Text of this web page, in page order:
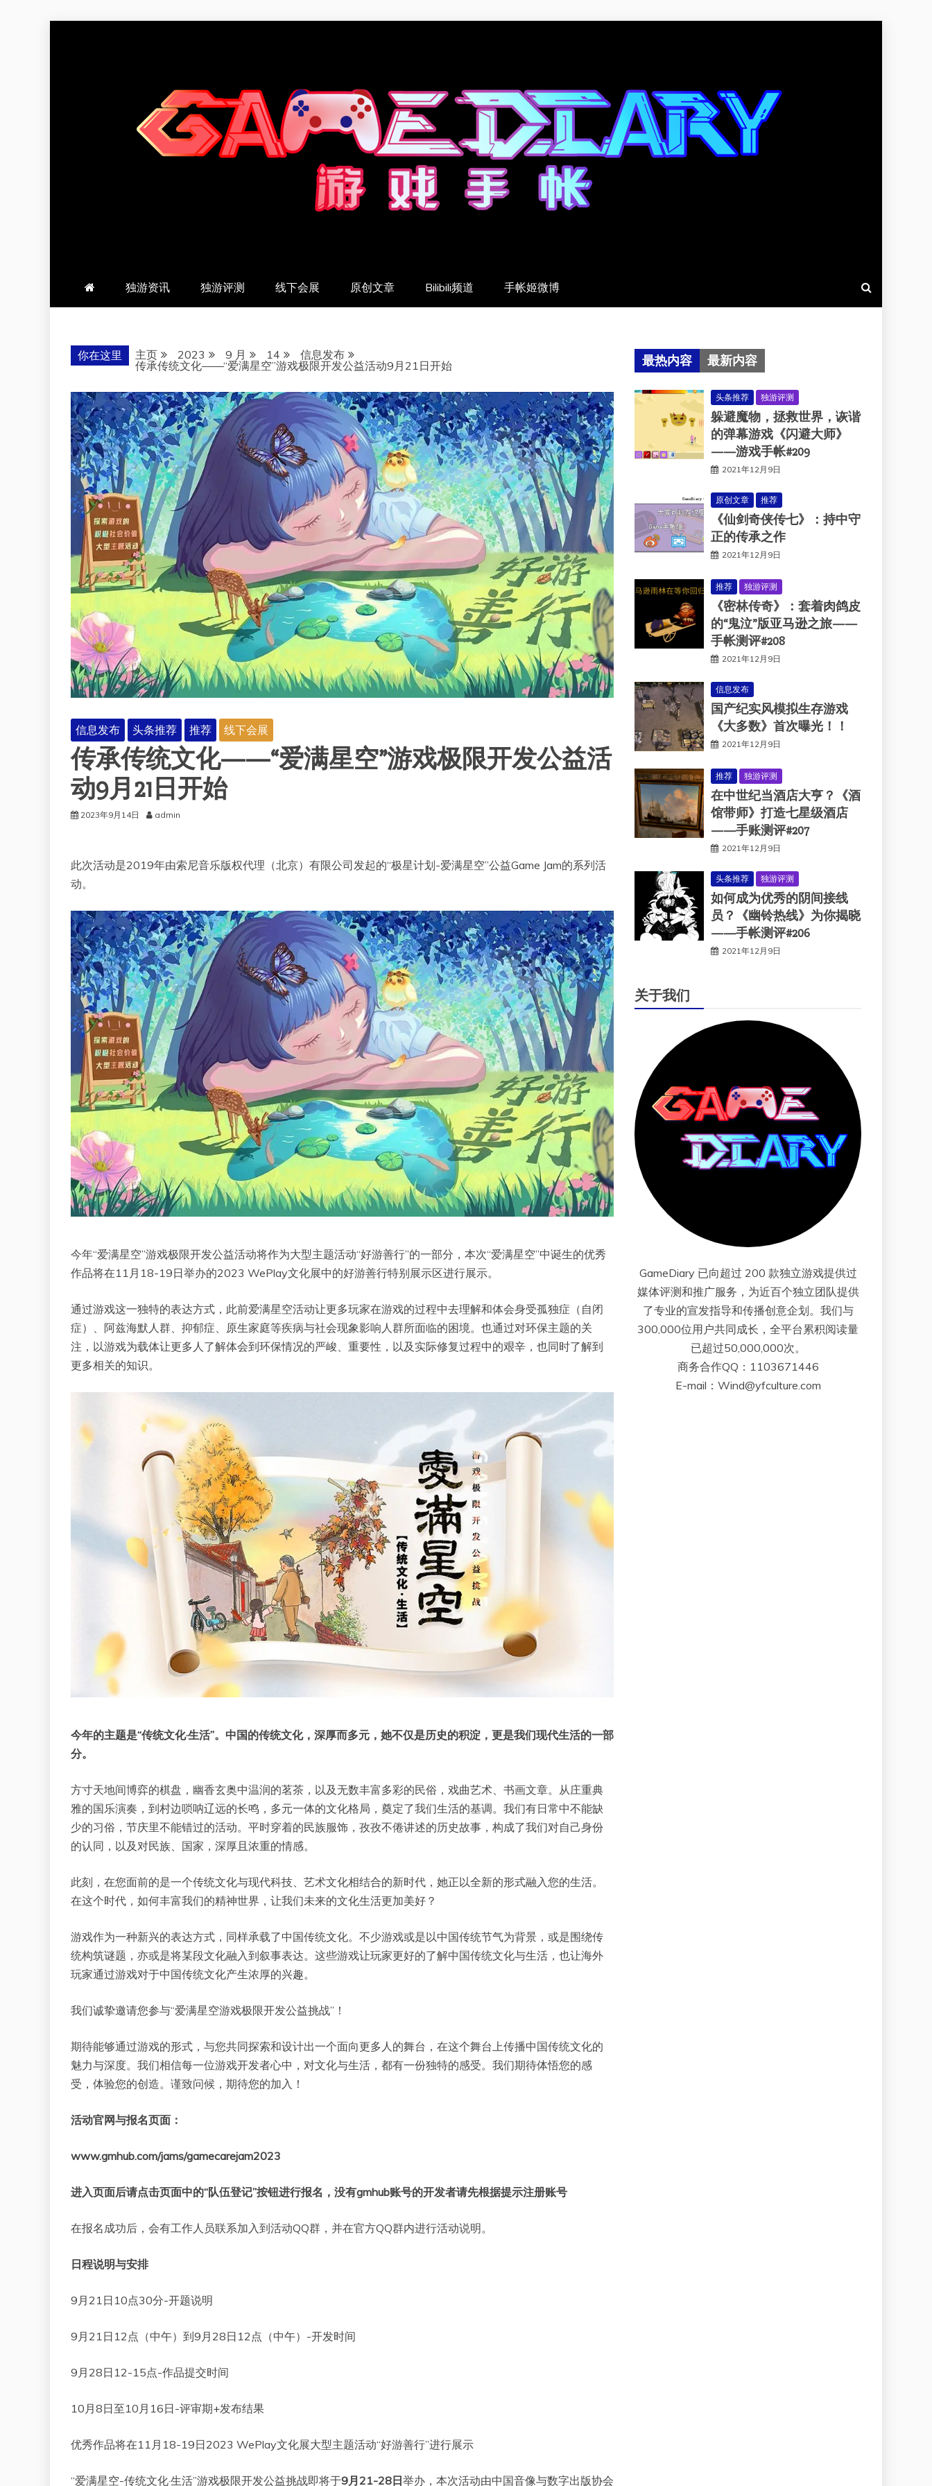
羽风手帐姬
独游资讯 独游评测 线下会展 原创文章 Bilibili频道 手帐姬微博
你在这里 主页 2023 9 月 14
信息发布
传承传统文化——“爱满星空”游戏极限开发公益活动9月21日开始
信息发布 头条推荐 推荐 线下会展
传承传统文化——“爱满星空”游戏极限开发公益活
动9月21日开始
2023年9月14日 admin
此次活动是2019年由索尼音乐版权代理（北京）有限公司发起的“极星计划-爱满星空”公益Game Jam的系列活
动。
今年“爱满星空”游戏极限开发公益活动将作为大型主题活动“好游善行”的一部分，本次“爱满星空”中诞生的优秀
作品将在11月18-19日举办的2023 WePlay文化展中的好游善行特别展示区进行展示。
通过游戏这一独特的表达方式，此前爱满星空活动让更多玩家在游戏的过程中去理解和体会身受孤独症（自闭
症）、阿兹海默人群、抑郁症、原生家庭等疾病与社会现象影响人群所面临的困境。也通过对环保主题的关
注，以游戏为载体让更多人了解体会到环保情况的严峻、重要性，以及实际修复过程中的艰辛，也同时了解到
更多相关的知识。
今年的主题是“传统文化·生活”。中国的传统文化，深厚而多元，她不仅是历史的积淀，更是我们现代生活的一部
分。
方寸天地间博弈的棋盘，幽香玄奥中温润的茗茶，以及无数丰富多彩的民俗，戏曲艺术、书画文章。从庄重典
雅的国乐演奏，到村边唢呐辽远的长鸣，多元一体的文化格局，奠定了我们生活的基调。我们有日常中不能缺
少的习俗，节庆里不能错过的活动。平时穿着的民族服饰，孜孜不倦讲述的历史故事，构成了我们对自己身份
的认同，以及对民族、国家，深厚且浓重的情感。
此刻，在您面前的是一个传统文化与现代科技、艺术文化相结合的新时代，她正以全新的形式融入您的生活。
在这个时代，如何丰富我们的精神世界，让我们未来的文化生活更加美好？
游戏作为一种新兴的表达方式，同样承载了中国传统文化。不少游戏或是以中国传统节气为背景，或是围绕传
统构筑谜题，亦或是将某段文化融入到叙事表达。这些游戏让玩家更好的了解中国传统文化与生活，也让海外
玩家通过游戏对于中国传统文化产生浓厚的兴趣。
我们诚挚邀请您参与“爱满星空游戏极限开发公益挑战”！
期待能够通过游戏的形式，与您共同探索和设计出一个面向更多人的舞台，在这个舞台上传播中国传统文化的
魅力与深度。我们相信每一位游戏开发者心中，对文化与生活，都有一份独特的感受。我们期待体悟您的感
受，体验您的创造。谨致问候，期待您的加入！
活动官网与报名页面：
www.gmhub.com/jams/gamecarejam2023
进入页面后请点击页面中的“队伍登记”按钮进行报名，没有gmhub账号的开发者请先根据提示注册账号
在报名成功后，会有工作人员联系加入到活动QQ群，并在官方QQ群内进行活动说明。
日程说明与安排
9月21日10点30分-开题说明
9月21日12点（中午）到9月28日12点（中午）-开发时间
9月28日12-15点-作品提交时间
10月8日至10月16日-评审期+发布结果
优秀作品将在11月18-19日2023 WePlay文化展大型主题活动“好游善行”进行展示
“爱满星空-传统文化·生活”游戏极限开发公益挑战即将于9月 21-28日举办，本次活动由中国音像与数字出版协会
最热内容 最新内容
头条推荐 独游评测
躲避魔物，拯救世界，诙谐
的弹幕游戏《闪避大师》
——游戏手帐#209
2021年12月9日
原创文章 推荐
《仙剑奇侠传七》：持中守
正的传承之作
2021年12月9日
推荐 独游评测
《密林传奇》：套着肉鸽皮
的“鬼泣”版亚马逊之旅——
手帐测评#208
2021年12月9日
信息发布
国产纪实风模拟生存游戏
《大多数》首次曝光！！
2021年12月9日
推荐 独游评测
在中世纪当酒店大亨？《酒
馆带师》打造七星级酒店
——手账测评#207
2021年12月9日
头条推荐 独游评测
如何成为优秀的阴间接线
员？《幽铃热线》为你揭晓
——手帐测评#206
2021年12月9日
关于我们
GameDiary 已向超过 200 款独立游戏提供过
媒体评测和推广服务，为近百个独立团队提供
了专业的宣发指导和传播创意企划。我们与
300,000位用户共同成长，全平台累积阅读量
已超过50,000,000次。
商务合作QQ：1103671446
E-mail：Wind@yfculture.com